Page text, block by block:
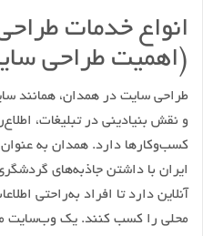
انواع خدمات
(اهمیت طراحی
طراحی سایت در همدان، همانند
و نقش بنیادینی در تبلیغات،
کسب‌وکارها دارد. همدان به
ایران با داشتن جاذبه‌های
آنلاین دارد تا افراد به‌راحتی
محلی را کسب کنند. یک وب‌سایت